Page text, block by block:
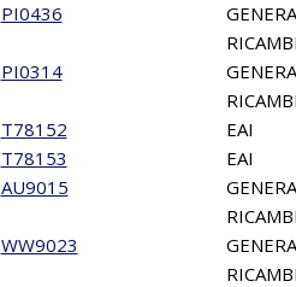
PI0436
PI0314
T78152
EAI
T78153
EAI
AU9015
WW9023